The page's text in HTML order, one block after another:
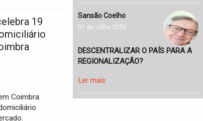
19
Coimbra.
Sansão Coelho
31 de Julho 2026
DESCENTRALIZAR O PAÍS PARA A
REGIONALIZAÇÃO?
Ler mais